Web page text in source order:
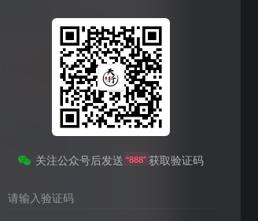
关注公众号后发送 “888” 获取验证码
请输入验证码